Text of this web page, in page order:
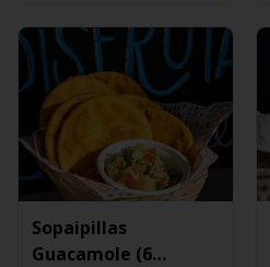
Sopaipillas
Guacamole (6